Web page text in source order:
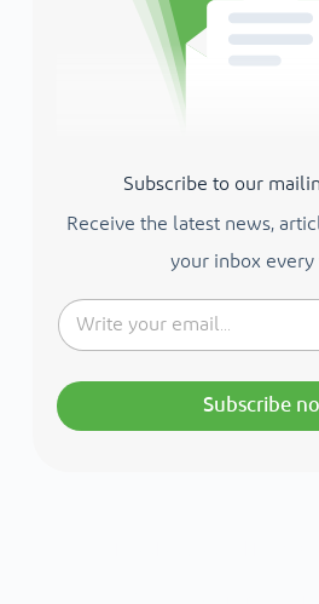
Subscribe to our
Receive the latest news,
your inbox every
Subscribe